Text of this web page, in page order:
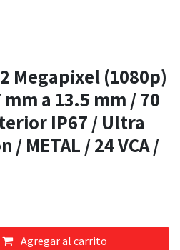
Megapixel (1080p)
a 13.5 mm / 70
IP67 / Ultra
METAL / 24 VCA /
Agregar al carrito